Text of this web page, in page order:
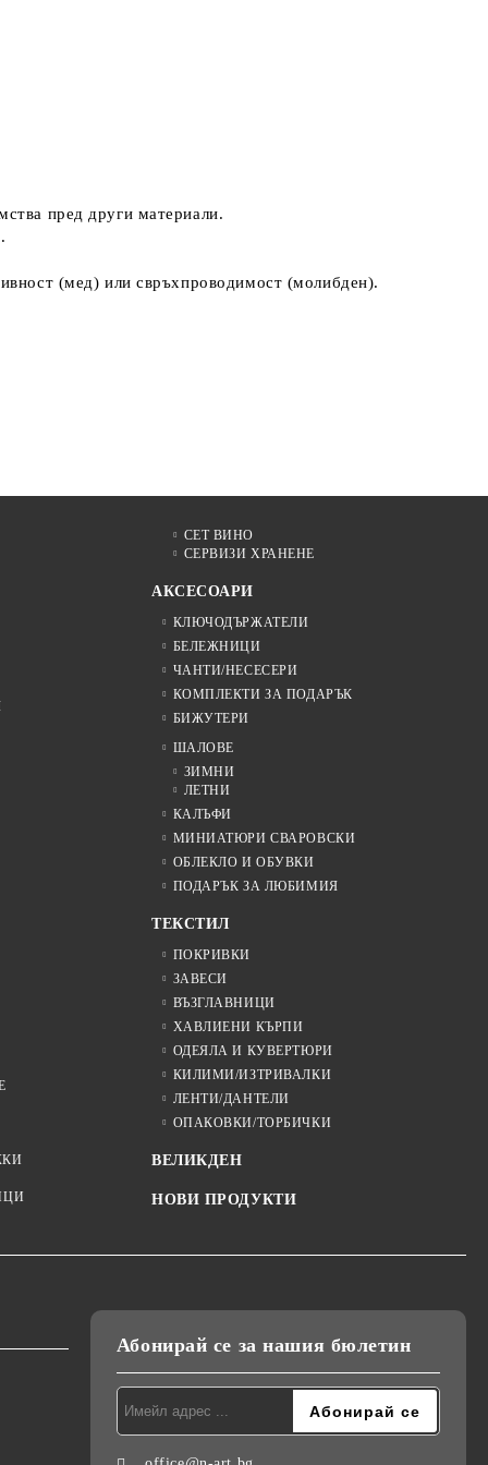
пред други материали.
(мед) или свръхпроводимост (молибден).
СЕТ ВИНО
СЕРВИЗИ ХРАНЕНЕ
АКСЕСОАРИ
КЛЮЧОДЪРЖАТЕЛИ
БЕЛЕЖНИЦИ
ЧАНТИ/НЕСЕСЕРИ
КОМПЛЕКТИ ЗА ПОДАРЪК
БИЖУТЕРИ
ШАЛОВЕ
ЗИМНИ
ЛЕТНИ
КАЛЪФИ
МИНИАТЮРИ СВАРОВСКИ
ОБЛЕКЛО И ОБУВКИ
ПОДАРЪК ЗА ЛЮБИМИЯ
ТЕКСТИЛ
ПОКРИВКИ
ЗАВЕСИ
ВЪЗГЛАВНИЦИ
ХАВЛИЕНИ КЪРПИ
ОДЕЯЛА И КУВЕРТЮРИ
КИЛИМИ/ИЗТРИВАЛКИ
ЛЕНТИ/ДАНТЕЛИ
ОПАКОВКИ/ТОРБИЧКИ
ВЕЛИКДЕН
НОВИ ПРОДУКТИ
Абонирай се за нашия бюлетин